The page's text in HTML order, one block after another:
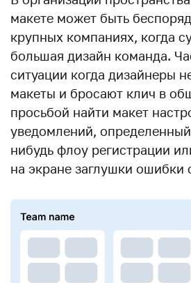
макете может быть
крупных компаниях, когда
большая дизайн команда.
ситуации когда дизайнеры
макеты и бросают клич в
просьбой найти макет
уведомлений,
нибудь флоу регистрации
на экране заглушки ошибки